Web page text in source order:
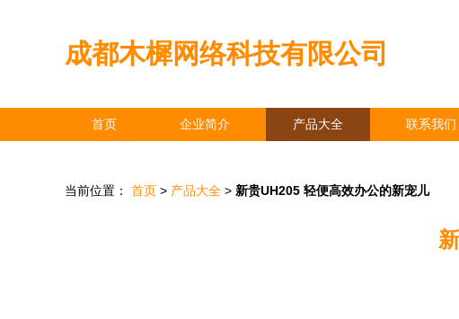
成都木樨网络科技有限公司
首页 企业简介 产品大全 联系我们
当前位置： 首页 > 产品大全 > 新贵UH205 轻便高效办公的新宠儿